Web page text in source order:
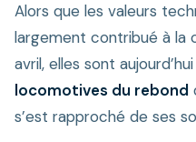
Alors que les valeurs
largement contribué à la
avril, elles sont
locomotives du rebond
s’est rapproché de ses